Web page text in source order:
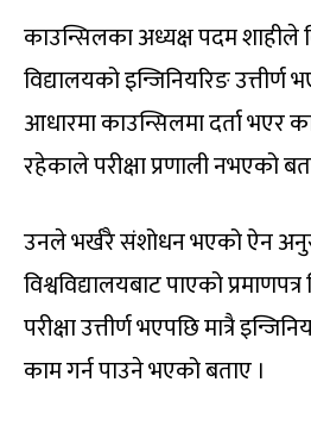
काउन्सिलका अध्यक्ष पदम शाहीले
विद्यालयको इन्जिनियरिङ उत्तीर्ण
आधारमा काउन्सिलमा दर्ता भएर
रहेकाले परीक्षा प्रणाली नभएको
उनले भर्खरै संशोधन भएको ऐन
विश्वविद्यालयबाट पाएको
परीक्षा उत्तीर्ण भएपछि मात्रै
काम गर्न पाउने भएको बताए ।